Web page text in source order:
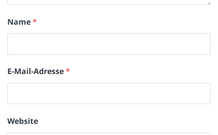
Name*
E-Mail-Adresse*
Website